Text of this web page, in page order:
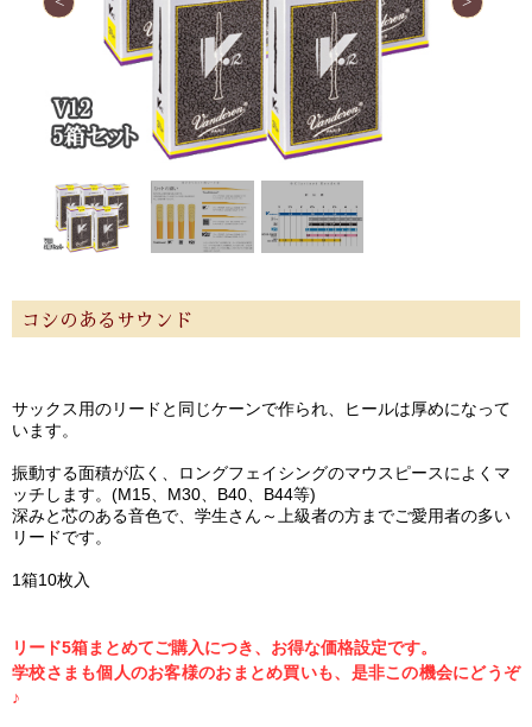
コシのあるサウンド
サックス用のリードと同じケーンで作られ、ヒールは厚めになって
います。
振動する面積が広く、ロングフェイシングのマウスピースによくマ
ッチします。(M15、M30、B40、B44等)
深みと芯のある音色で、学生さん～上級者の方までご愛用者の多い
リードです。
1箱10枚入
リード5箱まとめてご購入につき、お得な価格設定です。
学校さまも個人のお客様のおまとめ買いも、是非この機会にどうぞ
♪